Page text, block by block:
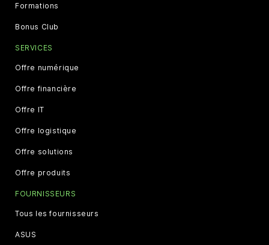
Formations
Bonus Club
SERVICES
Offre numérique
Offre financière
Offre IT
Offre logistique
Offre solutions
Offre produits
FOURNISSEURS
Tous les fournisseurs
ASUS